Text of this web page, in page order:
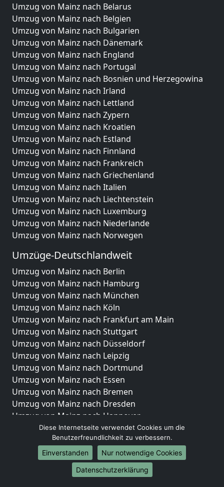
Umzug von Mainz nach Belarus
Umzug von Mainz nach Belgien
Umzug von Mainz nach Bulgarien
Umzug von Mainz nach Dänemark
Umzug von Mainz nach England
Umzug von Mainz nach Portugal
Umzug von Mainz nach Bosnien und Herzegowina
Umzug von Mainz nach Irland
Umzug von Mainz nach Lettland
Umzug von Mainz nach Zypern
Umzug von Mainz nach Kroatien
Umzug von Mainz nach Estland
Umzug von Mainz nach Finnland
Umzug von Mainz nach Frankreich
Umzug von Mainz nach Griechenland
Umzug von Mainz nach Italien
Umzug von Mainz nach Liechtenstein
Umzug von Mainz nach Luxemburg
Umzug von Mainz nach Niederlande
Umzug von Mainz nach Norwegen
Umzüge-Deutschlandweit
Umzug von Mainz nach Berlin
Umzug von Mainz nach Hamburg
Umzug von Mainz nach München
Umzug von Mainz nach Köln
Umzug von Mainz nach Frankfurt am Main
Umzug von Mainz nach Stuttgart
Umzug von Mainz nach Düsseldorf
Umzug von Mainz nach Leipzig
Umzug von Mainz nach Dortmund
Umzug von Mainz nach Essen
Umzug von Mainz nach Bremen
Umzug von Mainz nach Dresden
Umzug von Mainz nach Hannover
Umzug von Mainz nach Nürnberg
Umzug von Mainz nach Duisburg
Umzug von Mainz nach Bochum
Umzug von Mainz nach Wuppertal
Umzug von Mainz nach Bielefeld
Diese Internetseite verwendet Cookies um die
Benutzerfreundlichkeit zu verbessern.
Einverstanden
Nur notwendige Cookies
Datenschutzerklärung